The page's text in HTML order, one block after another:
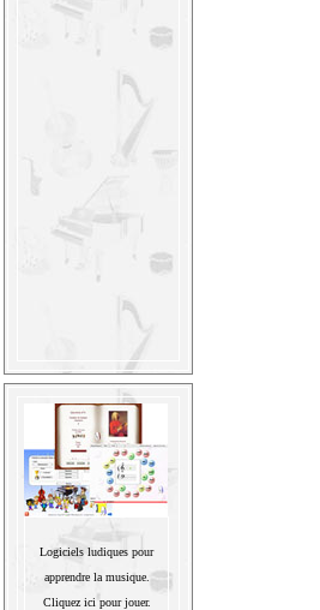
Logiciels ludiques pour
apprendre la musique.
Cliquez ici pour jouer.